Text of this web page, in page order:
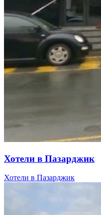
Хотели в Пазарджик
Хотели в Пазарджик